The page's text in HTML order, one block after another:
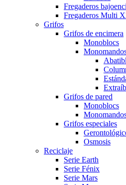
Fregaderos
Fregaderos Multi
Grifos
Grifos de encimera
Monoblocs
Grifos de pared
Monoblocs
Grifos especiales
Osmosis
Reciclaje
Serie Earth
Serie Fénix
Serie Mars